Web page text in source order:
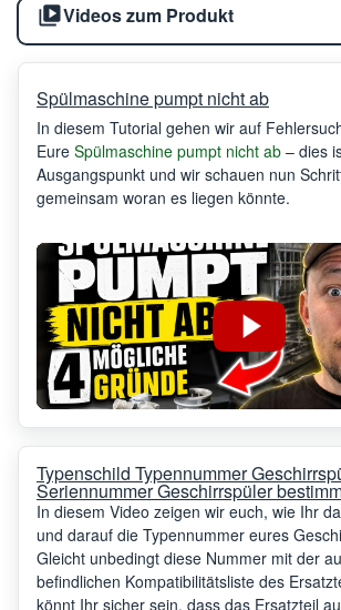
Videos zum Produkt
Spülmaschine pumpt nicht ab
In diesem Tutorial gehen wir auf
Eure Spülmaschine pumpt nicht ab – dies
Ausgangspunkt und wir schauen nun
gemeinsam woran es liegen könnte.
Typenschild Typennummer
Seriennummer Geschirrspüler
In diesem Video zeigen wir euch, wie Ihr
und darauf die Typennummer eures
Gleicht unbedingt diese Nummer mit der
befindlichen Kompatibilitätsliste des
könnt Ihr sicher sein, dass das Ersatzteil